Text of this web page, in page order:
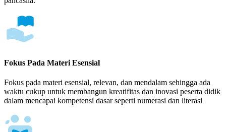
Fokus Pada Materi Esensial
Fokus pada materi esensial, relevan, dan mendalam sehingga ada
waktu cukup untuk membangun kreatifitas dan inovasi peserta didik
dalam mencapai kompetensi dasar seperti numerasi dan literasi